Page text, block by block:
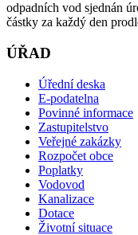
odpadních vod sjednán
částky za každý den
ÚŘAD
Úřední deska
E-podatelna
Povinné informace
Zastupitelstvo
Veřejné zakázky
Rozpočet obce
Poplatky
Vodovod
Kanalizace
Dotace
Životní situace